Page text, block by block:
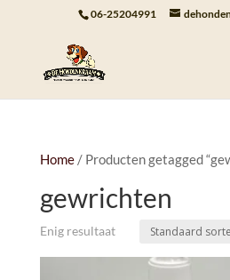
06-25204991
Home/ Producten getagged
gewrichten
Enig resultaat